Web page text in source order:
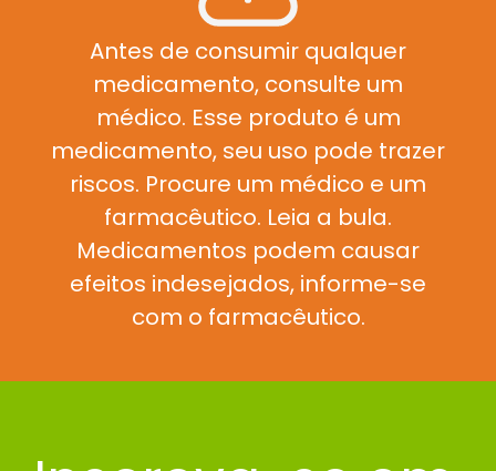
Antes de consumir qualquer
medicamento, consulte um
médico. Esse produto é um
medicamento, seu uso pode trazer
riscos. Procure um médico e um
farmacêutico. Leia a bula.
Medicamentos podem causar
efeitos indesejados, informe-se
com o farmacêutico.